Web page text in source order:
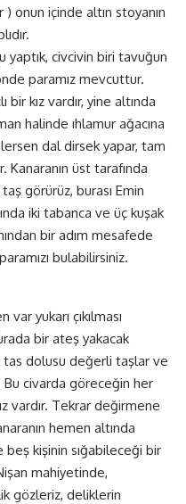
) onun içinde altın stoyanın
yaptık, civcivin biri tavuğun
paramız mevcuttur.
bir kız vardır, yine altında
halinde ıhlamur ağacına
dal dirsek yapar, tam
üst tarafında
taş görürüz, burası Emin
iki tabanca ve üç kuşak
bir adım mesafede
bulabilirsiniz.
yukarı çıkılması
bir ateş yakacak
tas dolusu değerli taşlar ve
civarda göreceğin her
vardır. Tekrar değirmene
hemen altında
beş kişinin sığabileceği bir
mahiyetinde,
gözleriz, deliklerin